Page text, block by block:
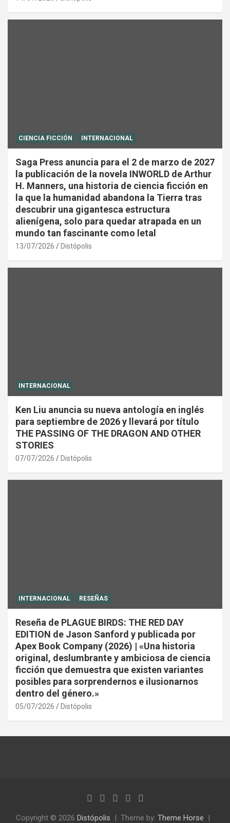
CIENCIA FICCIÓN INTERNACIONAL
Saga Press anuncia para el 2 de marzo de 2027
la publicación de la novela INWORLD de Arthur
H. Manners, una historia de ciencia ficción en
la que la humanidad abandona la Tierra tras
descubrir una gigantesca estructura
alienígena, solo para quedar atrapada en un
mundo tan fascinante como letal
13/07/2026 Distópolis
INTERNACIONAL
Ken Liu anuncia su nueva antología en inglés
para septiembre de 2026 y llevará por título
THE PASSING OF THE DRAGON AND OTHER
STORIES
07/07/2026 Distópolis
INTERNACIONAL RESEÑAS
Reseña de PLAGUE BIRDS: THE RED DAY
EDITION de Jason Sanford y publicada por
Apex Book Company (2026) | «Una historia
original, deslumbrante y ambiciosa de ciencia
ficción que demuestra que existen variantes
posibles para sorprendernos e ilusionarnos
dentro del género.»
05/07/2026 Distópolis
Copyright © 2026 Distópolis Theme by: Theme Horse